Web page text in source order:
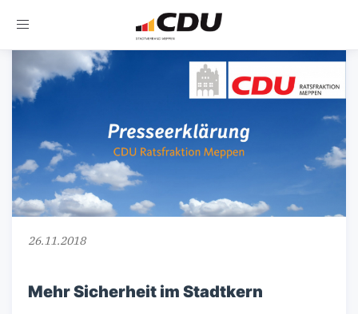
Toggle
26.11.2018
Mehr Sicherheit im Stadtkern